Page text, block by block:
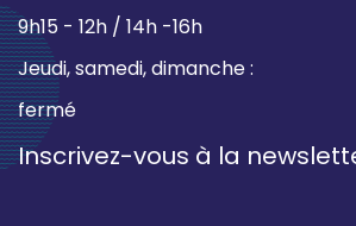
9h15 - 12h / 14h -16h
Jeudi, samedi, dimanche :
fermé
Inscrivez-vous à la